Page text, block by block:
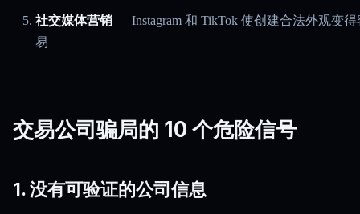
社交媒体营销 — Instagram 和 TikTok 使创建合法外观变得
易
交易公司骗局的 10 个危险信号
1. 没有可验证的公司信息